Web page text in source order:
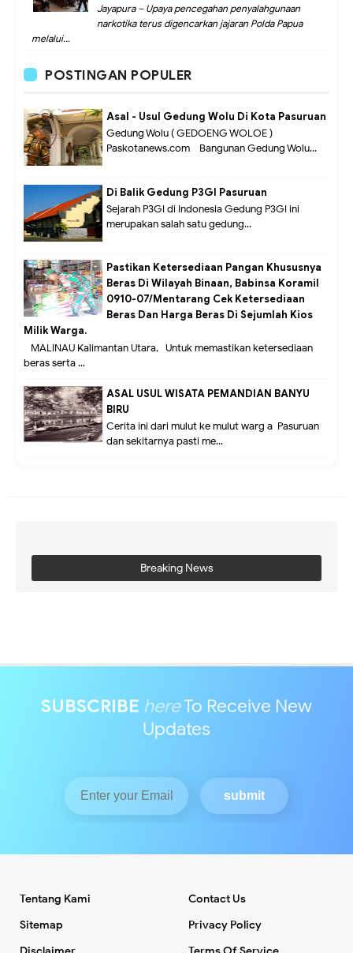
Jayapura – Upaya pencegahan penyalahgunaan
narkotika terus digencarkan jajaran Polda Papua
melalui...
POSTINGAN POPULER
Asal - Usul Gedung Wolu Di Kota Pasuruan
Gedung Wolu ( GEDOENG WOLOE )
Paskotanews.com - Bangunan Gedung Wolu...
Di Balik Gedung P3GI Pasuruan
Sejarah P3GI di Indonesia Gedung P3GI ini
merupakan salah satu gedung...
Pastikan Ketersediaan Pangan Khususnya
Beras Di Wilayah Binaan, Babinsa Koramil
0910-07/Mentarang Cek Ketersediaan
Beras Dan Harga Beras Di Sejumlah Kios
Milik Warga.
MALINAU Kalimantan Utara,- Untuk memastikan ketersediaan
beras serta ...
ASAL USUL WISATA PEMANDIAN BANYU
BIRU
Cerita ini dari mulut ke mulut warg a Pasuruan
dan sekitarnya pasti me...
Breaking News
SUBSCRIBE hereTo Receive New
Updates
Tentang Kami
Contact Us
Sitemap
Privacy Policy